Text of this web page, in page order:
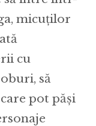
micuților
cu
să
pot păşi